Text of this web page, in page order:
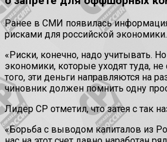
Ранее в СМИ появилась
рисками для российской экономики.
«Риски, конечно, надо учитывать.
экономики, которые уходят туда,
того, эти деньги направляются на
чиновник должен помнить одну
Лидер СР отметил, что затея с так
«Борьба с выводом капиталов из